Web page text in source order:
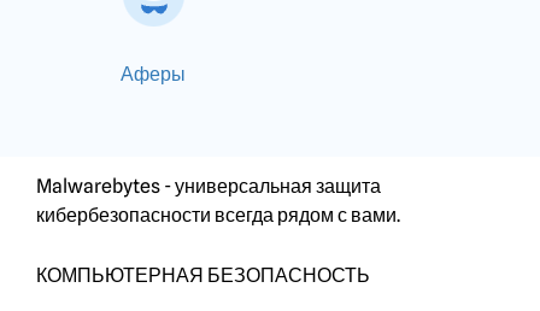
Аферы
Malwarebytes - универсальная защита
кибербезопасности всегда рядом с вами.
КОМПЬЮТЕРНАЯ БЕЗОПАСНОСТЬ